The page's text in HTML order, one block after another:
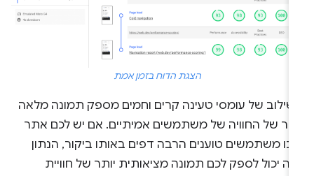
הצגת הדוח בזמן אמת
של עומסי טעינה קרים וחמים מספק תמונה מלאה
של החוויה של משתמשים אמיתיים. אם יש לכם אתר
משתמשים טוענים הרבה דפים באותו ביקור, הנתון
יכול לספק לכם תמונה מציאותית יותר של חוויית